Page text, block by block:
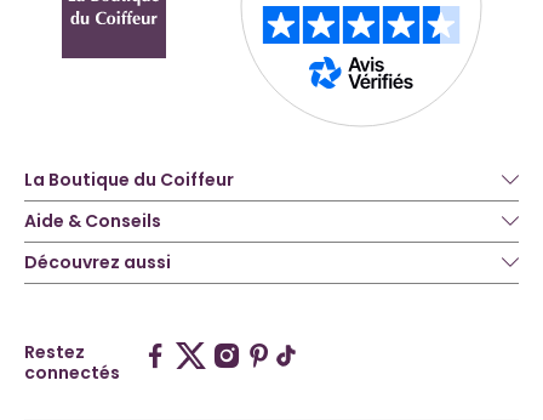
La Boutique du Coiffeur
Aide & Conseils
Découvrez aussi
Restez
connectés